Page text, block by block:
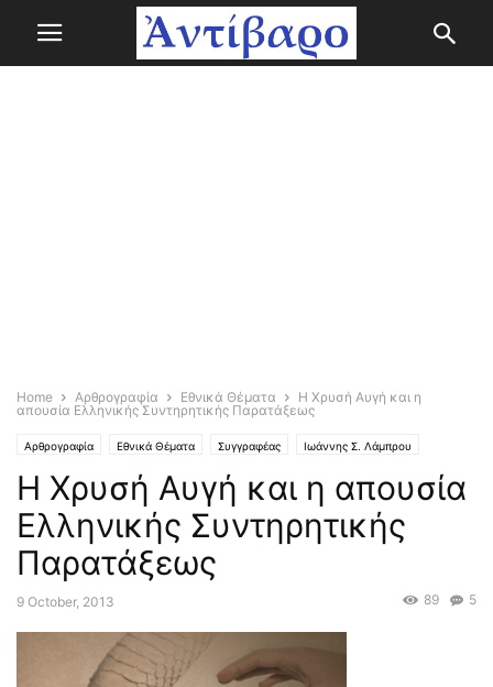
Home Αρθρογραφία Εθνικά Θέματα
Η Χρυσή Αυγή και η
απουσία Ελληνικής Συντηρητικής Παρατάξεως
Αρθρογραφία Εθνικά Θέματα Συγγραφέας Ιωάννης Σ. Λάμπρου
Η Χρυσή Αυγή και η απουσία
Ελληνικής Συντηρητικής
Παρατάξεως
9 October, 2013 5
89